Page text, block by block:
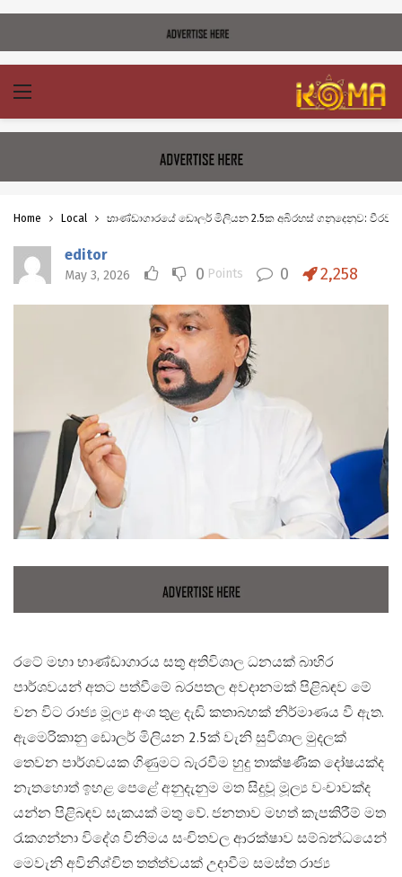
Home Local භාණ්ඩාගාරයේ ඩොලර් මිලියන 2.5ක අබිරහස් ගනුදෙනුව:
editor
May 3, 2026 0 Points 0 2,258
රටේ මහා භාණ්ඩාගාරය සතු අතිවිශාල ධනයක් බාහිර
පාර්ශවයන් අතට පත්වීමේ බරපතල අවදානමක් පිළිබඳව මේ
වන විට රාජ්‍ය මූල්‍ය අංශ තුළ දැඩි කතාබහක් නිර්මාණය වී ඇත.
ඇමෙරිකානු ඩොලර් මිලියන 2.5ක් වැනි සුවිශාල මුදලක්
තෙවන පාර්ශවයක ගිණුමට බැරවීම හුදු තාක්ෂණික දෝෂයක්ද
නැතහොත් ඉහළ පෙළේ අනුදැනුම මත සිදුවූ මූල්‍ය වංචාවක්ද
යන්න පිළිබඳව සැකයක් මතු වේ. ජනතාව මහත් කැපකිරීම් මත
රැකගන්නා විදේශ විනිමය සංචිතවල ආරක්ෂාව සම්බන්ධයෙන්
මෙවැනි අවිනිශ්චිත තත්ත්වයක් උදාවීම සමස්ත රාජ්‍ය